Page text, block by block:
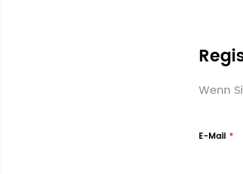
Wenn
E-Mail